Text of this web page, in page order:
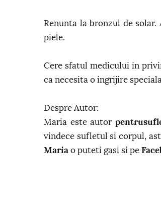
Renunta la bronzul de
piele.
Cere sfatul medicului in
ca necesita o ingrijire
Despre Autor:
Maria este autor
vindece sufletul si corpul,
Maria o puteti gasi si pe